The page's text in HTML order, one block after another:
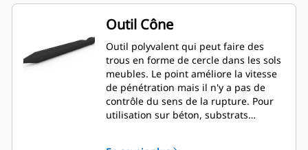
Outil Cône
Outil polyvalent qui peut faire des
trous en forme de cercle dans les sols
meubles. Le point améliore la vitesse
de pénétration mais il n'y a pas de
contrôle du sens de la rupture. Pour
utilisation sur béton, substrats